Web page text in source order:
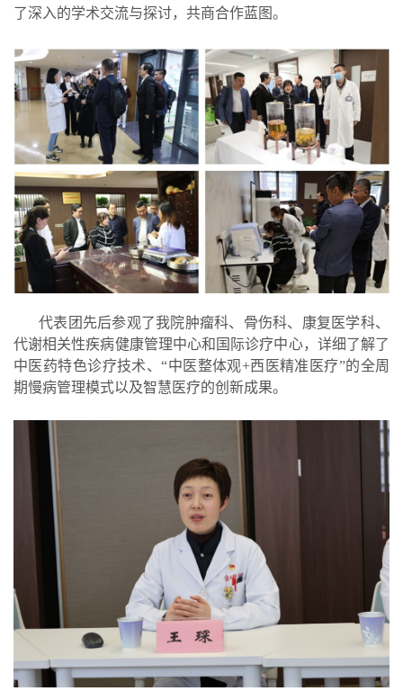
了深入的学术交流与探讨，共商合作蓝图。
代表团先后参观了我院肿瘤科、骨伤科、康复医学科、
代谢相关性疾病健康管理中心和国际诊疗中心，详细了解了
中医药特色诊疗技术、“中医整体观+西医精准医疗”的全周
期慢病管理模式以及智慧医疗的创新成果。